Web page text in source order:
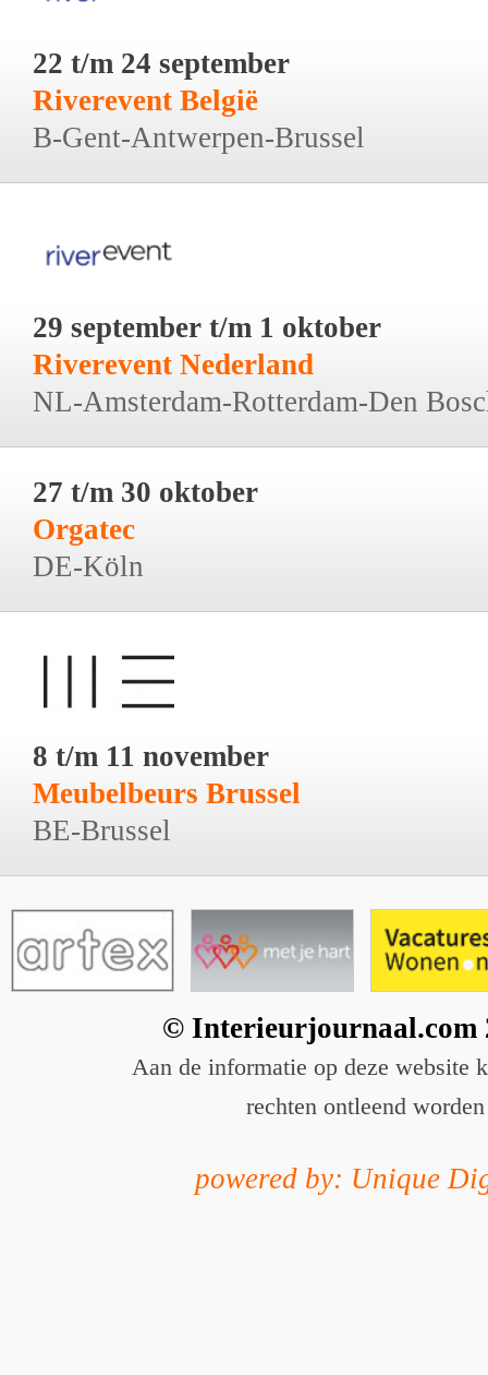
22 t/m 24 september
Riverevent België
B-Gent-Antwerpen-Brussel
29 september t/m 1 oktober
Riverevent Nederland
NL-Amsterdam-Rotterdam-Den
27 t/m 30 oktober
Orgatec
DE-Köln
8 t/m 11 november
Meubelbeurs Brussel
BE-Brussel
© Interieurjournaal.com
Aan de informatie op deze website
rechten ontleend worden
powered by: Unique